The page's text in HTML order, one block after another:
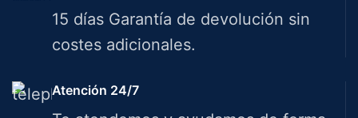
15 días Garantía de devolución sin
costes adicionales.
Atención 24/7